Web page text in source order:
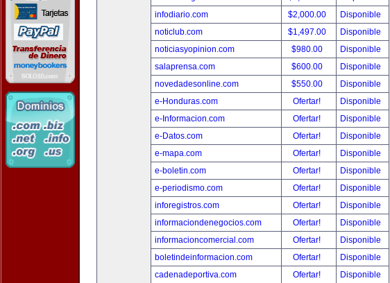
infodiario.com
$2,000.00
Disponible
noticlub.com
$1,497.00
Disponible
noticiasyopinion.com
$980.00
Disponible
salaprensa.com
$600.00
Disponible
novedadesonline.com
$550.00
Disponible
e-Honduras.com
Ofertar!
Disponible
e-Informacion.com
Ofertar!
Disponible
e-Datos.com
Ofertar!
Disponible
e-mapa.com
Ofertar!
Disponible
e-boletin.com
Ofertar!
Disponible
e-periodismo.com
Ofertar!
Disponible
inforegistros.com
Ofertar!
Disponible
informaciondenegocios.com
Ofertar!
Disponible
informacioncomercial.com
Ofertar!
Disponible
boletindeinformacion.com
Ofertar!
Disponible
cadenadeportiva.com
Ofertar!
Disponible